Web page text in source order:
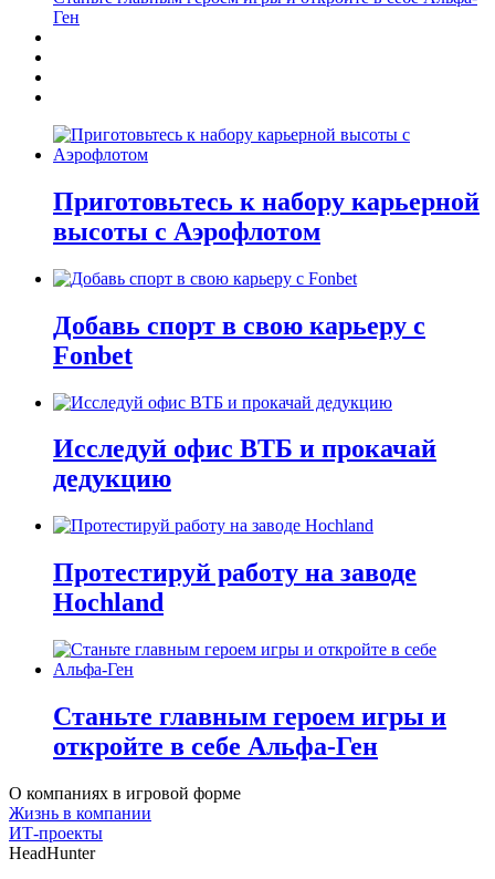
Ген
Приготовьтесь к набору карьерной
высоты с Аэрофлотом
Добавь спорт в свою карьеру с
Fonbet
Исследуй офис ВТБ и прокачай
дедукцию
Протестируй работу на заводе
Hochland
Станьте главным героем игры и
откройте в себе Альфа-Ген
О компаниях в игровой форме
Жизнь в компании
ИТ-проекты
HeadHunter